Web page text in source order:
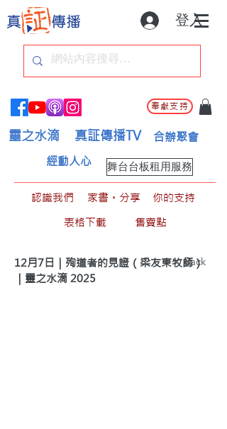
登入
奉獻支持
靈之水滴 真証傳播TV 合辦聚會
舞台台板租用服務
經動人心
認識我們 家書。分享
你的支持
表格下載
售賣點
12月7日｜殉道者的見證（梁友東牧師）
｜靈之水滴 2025
< Back